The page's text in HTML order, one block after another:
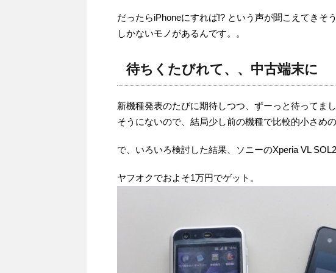
だったらiPhoneにすれば!? という声が聞こえてきそ
しかないモノがあるんです。。
待ちくたびれて、、中古端末に
新機種発表のたびに期待しつつ、ずーっと待ってま
そうにないので、結局少し前の機種で比較的小さめ
で、いろいろ検討した結果、ソニーのXperia VL
ヤフオクでおよそ1万円でゲット。